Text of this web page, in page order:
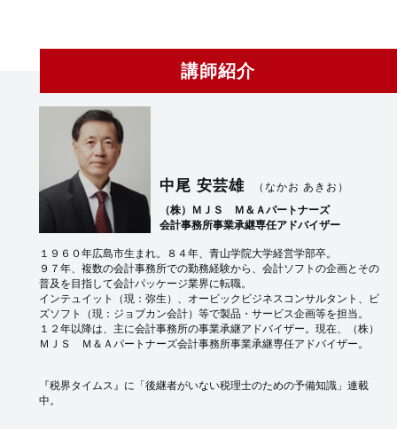
講師紹介
中尾 安芸雄
（なかお あきお）
（株）ＭＪＳ Ｍ＆Ａパートナーズ
会計事務所事業承継専任アドバイザー
１９６０年広島市生まれ。８４年、青山学院大学経営学部卒。
９７年、複数の会計事務所での勤務経験から、会計ソフトの企画とその
普及を目指して会計パッケージ業界に転職。
インテュイット（現：弥生）、オービックビジネスコンサルタント、ビ
ズソフト（現：ジョブカン会計）等で製品・サービス企画等を担当。
１２年以降は、主に会計事務所の事業承継アドバイザー。現在、（株）
ＭＪＳ Ｍ＆Ａパートナーズ会計事務所事業承継専任アドバイザー。
『税界タイムス』に「後継者がいない税理士のための予備知識」連載
中。